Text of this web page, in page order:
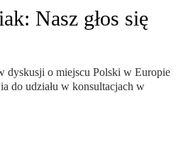
Nasz głos się
dyskusji o miejscu Polski w Europie
do udziału w konsultacjach w